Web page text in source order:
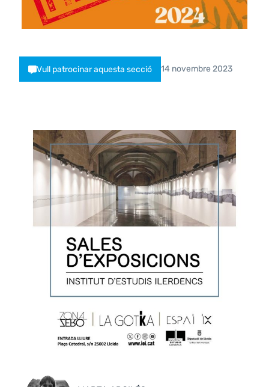
Vull patrocinar aquesta secció 14 novembre 2023